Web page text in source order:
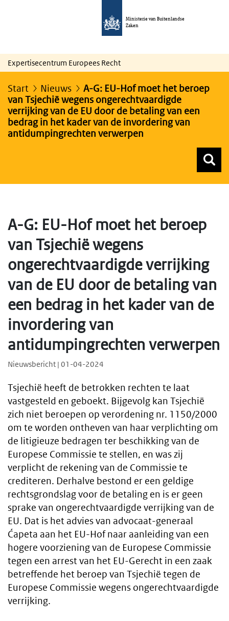
Ministerie van Buitenlandse
Zaken
Expertisecentrum Europees Recht
Start Nieuws
A-G: EU-Hof moet het beroep
van Tsjechië wegens ongerechtvaardigde
verrijking van de EU door de betaling van een
bedrag in het kader van de invordering van
antidumpingrechten verwerpen
A-G: EU-Hof moet het beroep
van Tsjechië wegens
ongerechtvaardigde verrijking
van de EU door de betaling van
een bedrag in het kader van de
invordering van
antidumpingrechten verwerpen
Nieuwsbericht | 01-04-2024
Tsjechië heeft de betrokken rechten te laat
vastgesteld en geboekt. Bijgevolg kan Tsjechië
zich niet beroepen op verordening nr. 1150/2000
om te worden ontheven van haar verplichting om
de litigieuze bedragen ter beschikking van de
Europese Commissie te stellen, en was zij
verplicht de rekening van de Commissie te
crediteren. Derhalve bestond er een geldige
rechtsgrondslag voor de betaling en is er geen
sprake van ongerechtvaardigde verrijking van de
EU. Dat is het advies van advocaat-generaal
Ćapeta aan het EU-Hof naar aanleiding van een
hogere voorziening van de Europese Commissie
tegen een arrest van het EU-Gerecht in een zaak
betreffende het beroep van Tsjechië tegen de
Europese Commissie wegens ongerechtvaardigde
verrijking.